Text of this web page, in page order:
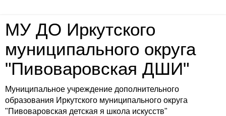
МУ ДО Иркутского
муниципального округа
"Пивоваровская ДШИ"
Муниципальное учреждение дополнительного
образования Иркутского муниципального округа
"Пивоваровская детская я школа искусств"